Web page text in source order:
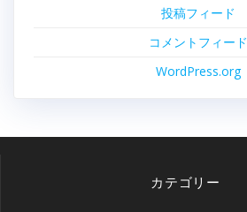
投稿フィード
コメントフィード
WordPress.org
カテゴリー